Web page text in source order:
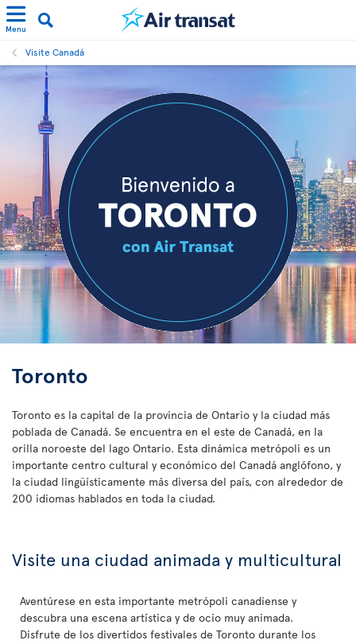
Menu
Visite Canadá
Toronto
Toronto es la capital de la provincia de Ontario y la ciudad más
poblada de Canadá. Se encuentra en el este de Canadá, en la
orilla noroeste del lago Ontario. Esta dinámica metrópoli es un
importante centro cultural y económico del Canadá anglófono, y
la ciudad lingüísticamente más diversa del país, con alrededor de
200 idiomas hablados en toda la ciudad.
Visite una ciudad animada y multicultural
Aventúrese en esta importante metrópoli canadiense y
descubra una escena artística y de ocio muy animada.
Disfrute de los divertidos festivales de Toronto durante los